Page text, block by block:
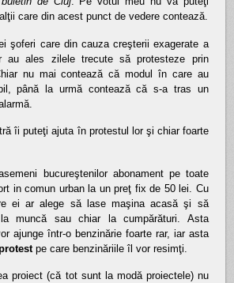
care din acest punct de vedere contează.
şoferi care din cauza creşterii exagerate a
au ales zilele trecute să protesteze prin
nu mai contează că modul în care au
până la urmă contează că s-a tras un
îi puteţi ajuta în protestul lor şi chiar foarte
bucureştenilor abonament pe toate
in comun urbanla un preţ fix de 50 lei. Cu
ei ar alege să lase maşina acasă şi să
muncă sau chiar la cumpărături. Asta
ajunge într-o benzinărie foarte rar, iar asta
pe care benzinăriile îl vor resimţi.
proiect (că tot sunt la modă proiectele) nu